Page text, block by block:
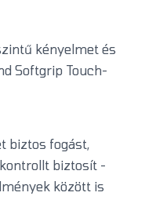
kényelmet és
Softgrip Touch-
biztos fogást,
biztosít -
között is